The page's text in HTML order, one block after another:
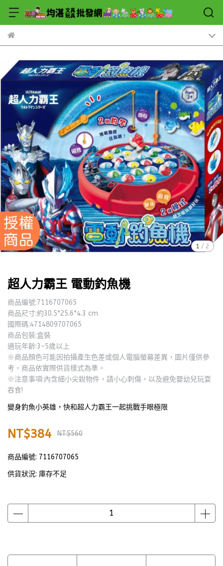
1 / 2
超人力霸王 電動釣魚機
商品編號:7116707065
商品尺寸:約30.5*25.6*4.3 cm
國際碼:4714809707065
商品包裝:盒裝
適玩年齡:3~5歲以上
※商品顏色可能因拍攝產生色差或個人電腦螢幕差異，圖片僅供參
考，商品依實際供貨樣式為準。
※注意事項:內含細小尖銳物件，請小心刺傷，以及避免嬰幼兒玩耍
吞食!
變身釣魚小英雄，快和超人力霸王一起挑戰手眼極限
NT$384 NT$560
商品編號: 7116707065
供貨狀況: 庫存不足